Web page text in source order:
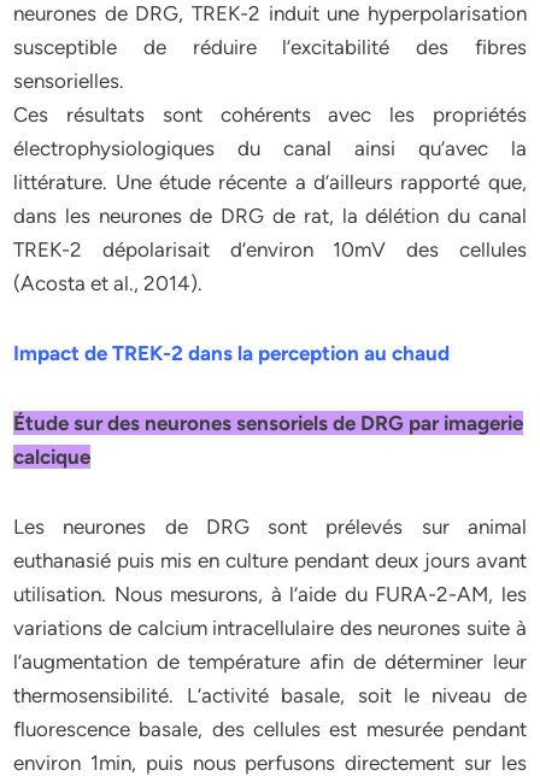
neurones de DRG, TREK-2 induit une hyperpolarisation
susceptible de réduire l’excitabilité des fibres
sensorielles.
Ces résultats sont cohérents avec les propriétés
électrophysiologiques du canal ainsi qu’avec la
littérature. Une étude récente a d’ailleurs rapporté que,
dans les neurones de DRG de rat, la délétion du canal
TREK-2 dépolarisait d’environ 10mV des cellules
(Acosta et al., 2014).
Impact de TREK-2 dans la perception au chaud
Étude sur des neurones sensoriels de DRG par imagerie
calcique
Les neurones de DRG sont prélevés sur animal
euthanasié puis mis en culture pendant deux jours avant
utilisation. Nous mesurons, à l’aide du FURA-2-AM, les
variations de calcium intracellulaire des neurones suite à
l’augmentation de température afin de déterminer leur
thermosensibilité. L’activité basale, soit le niveau de
fluorescence basale, des cellules est mesurée pendant
environ 1min, puis nous perfusons directement sur les